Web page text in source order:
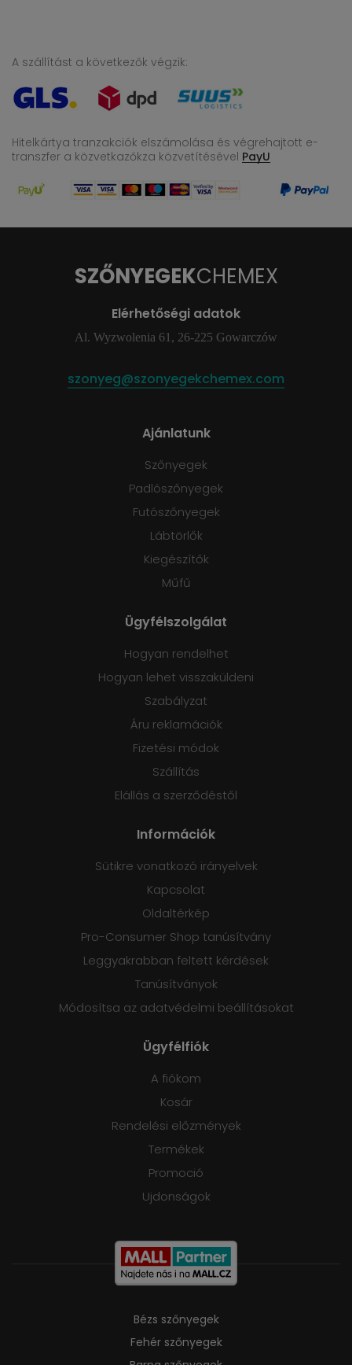
A szállítást a következők végzik:
Hitelkártya tranzakciók elszámolása és végrehajtott e-
transzfer a közvetkazőkza közvetítésével PayU
SZŐNYEGEKCHEMEX
Elérhetőségi adatok
Al. Wyzwolenia 61, 26-225 Gowarczów
szonyeg@szonyegekchemex.com
Ajánlatunk
Szőnyegek
Padlószőnyegek
Futószőnyegek
Lábtörlők
Kiegészítők
Műfű
Ügyfélszolgálat
Hogyan rendelhet
Hogyan lehet visszaküldeni
Szabályzat
Áru reklamációk
Fizetési módok
Szállítás
Elállás a szerződéstől
Információk
Sütikre vonatkozó irányelvek
Kapcsolat
Oldaltérkép
Pro-Consumer Shop tanúsítvány
Leggyakrabban feltett kérdések
Tanúsítványok
Módosítsa az adatvédelmi beállításokat
Ügyfélfiók
A fiókom
Kosár
Rendelési előzmények
Termékek
Promoció
Ujdonságok
Bézs szőnyegek
Fehér szőnyegek